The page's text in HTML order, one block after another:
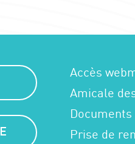
Accès
Amicale
Prise de